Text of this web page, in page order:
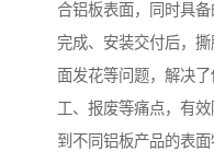
合铝板表面，同时具
完成、安装交付后，
面发花等问题，解决
工、报废等痛点，有
到不同铝板产品的表